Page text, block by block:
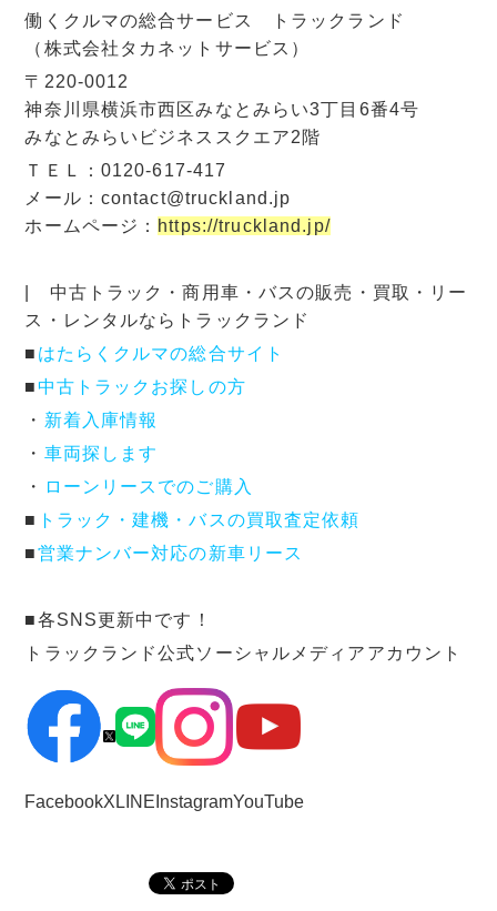
働くクルマの総合サービス トラックランド
（株式会社タカネットサービス）
〒220-0012
神奈川県横浜市西区みなとみらい3丁目6番4号
みなとみらいビジネススクエア2階
ＴＥＬ：0120-617-417
メール：contact@truckland.jp
ホームページ： https://truckland.jp/
| 中古トラック・商用車・バスの販売・買取・リー
ス・レンタルならトラックランド
■ はたらくクルマの総合サイト
■中古トラックお探しの方
・ 新着入庫情報
・ 車両探します
・
ローンリースでのご購入
■ トラック・建機・バスの買取査定依頼
■営業ナンバー対応の新車リース
■各SNS更新中です！
トラックランド公式ソーシャルメディアアカウント
FacebookX LINE InstagramYouTube